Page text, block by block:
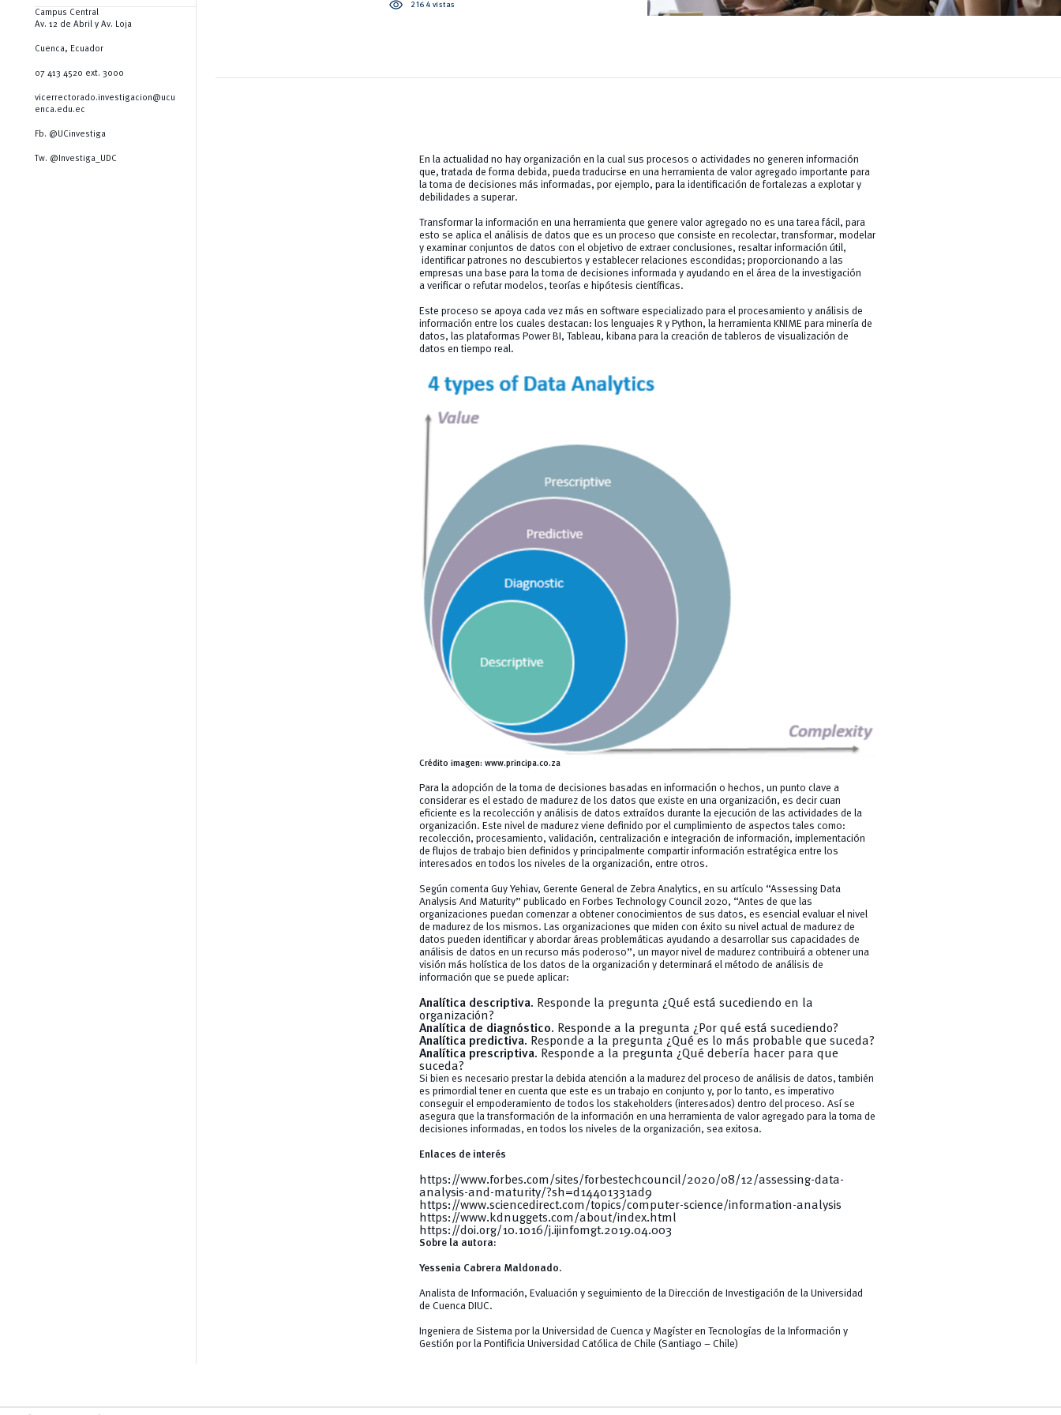
Campus Central
Av. 12 de Abril y Av. Loja
Cuenca, Ecuador
07 413 4520 ext. 3000
vicerrectorado.investigacion@ucu
enca.edu.ec
Fb. @UCinvestiga
Tw. @Investiga_UDC
visibility 2164 vistas
En la actualidad no hay organización en la cual sus procesos o actividades no generen información
que, tratada de forma debida, pueda traducirse en una herramienta de valor agregado importante para
la toma de decisiones más informadas, por ejemplo, para la identificación de fortalezas a explotar y
debilidades a superar.
Transformar la información en una herramienta que genere valor agregado no es una tarea fácil, para
esto se aplica el análisis de datos que es un proceso que consiste en recolectar, transformar, modelar
y examinar conjuntos de datos con el objetivo de extraer conclusiones, resaltar información útil,
identificar patrones no descubiertos y establecer relaciones escondidas; proporcionando a las
empresas una base para la toma de decisiones informada y ayudando en el área de la investigación
a verificar o refutar modelos, teorías e hipótesis científicas.
Este proceso se apoya cada vez más en software especializado para el procesamiento y análisis de
información entre los cuales destacan: los lenguajes R y Python, la herramienta KNIME para minería de
datos, las plataformas Power BI, Tableau, kibana para la creación de tableros de visualización de
datos en tiempo real.
Crédito imagen: www.principa.co.za
Para la adopción de la toma de decisiones basadas en información o hechos, un punto clave a
considerar es el estado de madurez de los datos que existe en una organización, es decir cuan
eficiente es la recolección y análisis de datos extraídos durante la ejecución de las actividades de la
organización. Este nivel de madurez viene definido por el cumplimiento de aspectos tales como:
recolección, procesamiento, validación, centralización e integración de información, implementación
de flujos de trabajo bien definidos y principalmente compartir información estratégica entre los
interesados en todos los niveles de la organización, entre otros.
Según comenta Guy Yehiav, Gerente General de Zebra Analytics, en su artículo “Assessing Data
Analysis And Maturity” publicado en Forbes Technology Council2020, “Antes de que las
organizaciones puedan comenzar a obtener conocimientos de sus datos, es esencial evaluar el nivel
de madurez de los mismos. Las organizaciones que miden con éxito su nivel actual de madurez de
datos pueden identificar y abordar áreas problemáticas ayudando a desarrollar sus capacidades de
análisis de datos en un recurso más poderoso”, un mayor nivel de madurez contribuirá a obtener una
visión más holística de los datos de la organización y determinará el método de análisis de
información que se puede aplicar:
Analítica descriptiva. Responde la pregunta ¿Qué está sucediendo en la
organización?
Analítica de diagnóstico. Responde a la pregunta ¿Por qué está sucediendo?
Analítica predictiva. Responde a la pregunta ¿Qué es lo más probable que suceda?
Analítica prescriptiva. Responde a la pregunta ¿Qué debería hacer para que
suceda?
Si bien es necesario prestar la debida atención a la madurez del proceso de análisis de datos, también
es primordial tener en cuenta que este es un trabajo en conjunto y, por lo tanto, es imperativo
conseguir el empoderamiento de todos los stakeholders (interesados) dentro del proceso. Así se
asegura que la transformación de la información en una herramienta de valor agregado para la toma de
decisiones informadas, en todos los niveles de la organización, sea exitosa.
Enlaces de interés
https://www.forbes.com/sites/forbestechcouncil/2020/08/12/assessing-data-
analysis-and-maturity/?sh=d14401331ad9
https://www.sciencedirect.com/topics/computer-science/information-analysis
https://www.kdnuggets.com/about/index.html
https://doi.org/10.1016/j.ijinfomgt.2019.04.003
Sobre la autora:
Yessenia Cabrera Maldonado.
Analista de Información, Evaluación y seguimiento de la Dirección de Investigación de la Universidad
de Cuenca DIUC.
Ingeniera de Sistema por la Universidad de Cuenca y Magíster en Tecnologías de la Información y
Gestión por la Pontificia Universidad Católica de Chile (Santiago – Chile)